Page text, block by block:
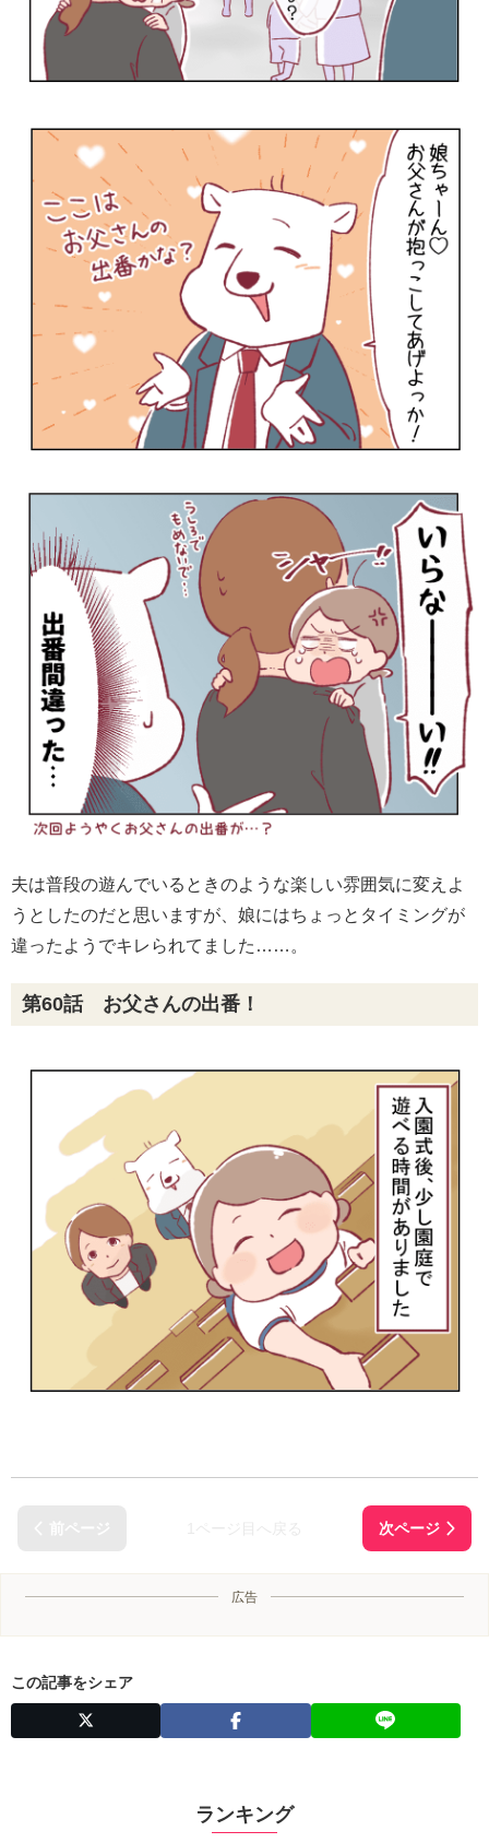
夫は普段の遊んでいるときのような楽しい雰囲気に変えよ
うとしたのだと思いますが、娘にはちょっとタイミングが
違ったようでキレられてました……。
第60話 お父さんの出番！
広告
この記事をシェア
ランキング